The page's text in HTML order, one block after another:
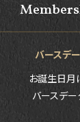
バースデ
お誕生日月
バースデー